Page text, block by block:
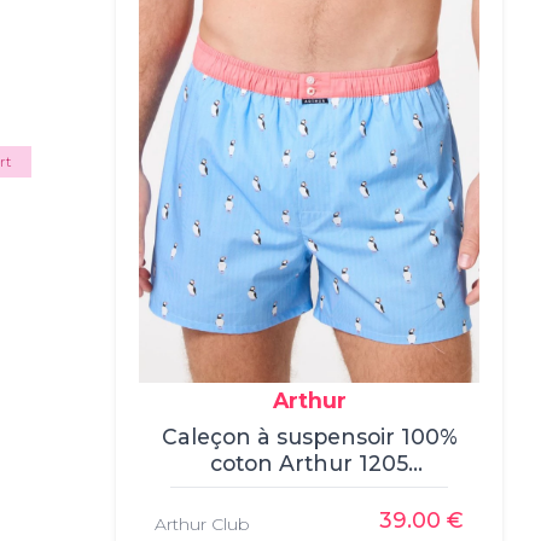
Arthur
Caleçon à suspensoir 100%
coton Arthur 1205
(Multicolore), , Caleçon,
Arthur, , 100% coton
Arthur Club 39.00 €